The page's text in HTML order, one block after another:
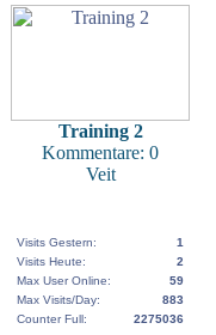
Training 2
Kommentare: 0
Veit
Visits Gestern:
1
Visits Heute:
2
Max User Online:
59
Max Visits/Day:
883
Counter Full:
2275036